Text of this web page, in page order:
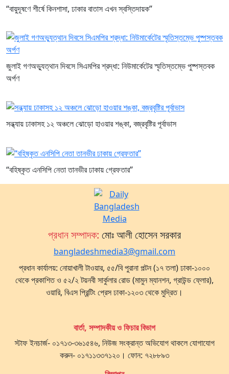
“বায়ুদূষণে শীর্ষে কিনশাসা, ঢাকার বাতাস এখন স্বস্তিদায়ক”
জুলাই গণঅভ্যুত্থান দিবসে সিএমপির শ্রদ্ধা: নিউমার্কেটের স্মৃতিস্তম্ভে পুষ্পস্তবক
অর্পণ
সন্ধ্যায় ঢাকাসহ ১২ অঞ্চলে ঝোড়ো হাওয়ার শঙ্কা, বজ্রবৃষ্টির পূর্বাভাস
“বহিষ্কৃত এনসিপি নেতা তানভীর ঢাকায় গ্রেফতার”
প্রধান সম্পাদক: মোঃ আলী হোসেন সরকার
bangladeshmedia3@gmail.com
প্রধান কার্যালয়: নোয়াখালী টাওয়ার, ৫৫/বি পুরানা পল্টন (১৭ তলা) ঢাকা-১০০০
থেকে প্রকাশিত ও ৫২/২ টয়নবী সার্কুলার রোড (মামুন ম্যানশন, গ্রাউন্ড ফ্লোর),
ওয়ারি, বিএস প্রিন্টিং প্রেস ঢাকা-১২০৩ থেকে মুদ্রিত।
বার্তা, সম্পাদকীয় ও ফিচার বিভাগ
স্টাফ ইনচার্জ- ০১৭১৩-৩৬১৫৪৬, নিউজ সংক্রান্ত অভিযোগ থাকলে যোগাযোগ
করুন- ০১৭১১৩৩৭১২০। ফোন: ৭২৮৮৯৩